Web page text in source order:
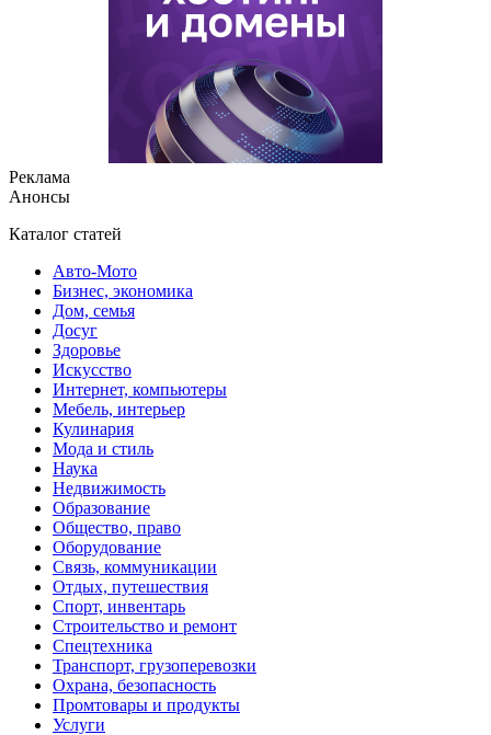
Реклама
Анонсы
Каталог статей
Авто-Мото
Бизнес, экономика
Дом, семья
Досуг
Здоровье
Искусство
Интернет, компьютеры
Мебель, интерьер
Кулинария
Мода и стиль
Наука
Недвижимость
Образование
Общество, право
Оборудование
Связь, коммуникации
Отдых, путешествия
Спорт, инвентарь
Строительство и ремонт
Спецтехника
Транспорт, грузоперевозки
Охрана, безопасность
Промтовары и продукты
Услуги